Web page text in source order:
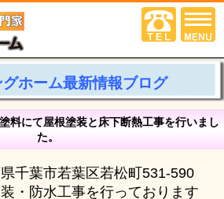
ホーム最新情報ブログ
料にて屋根塗装と床下断熱工事を行いまし
た。
千葉市若葉区若松町531-590
・防水工事を行っております